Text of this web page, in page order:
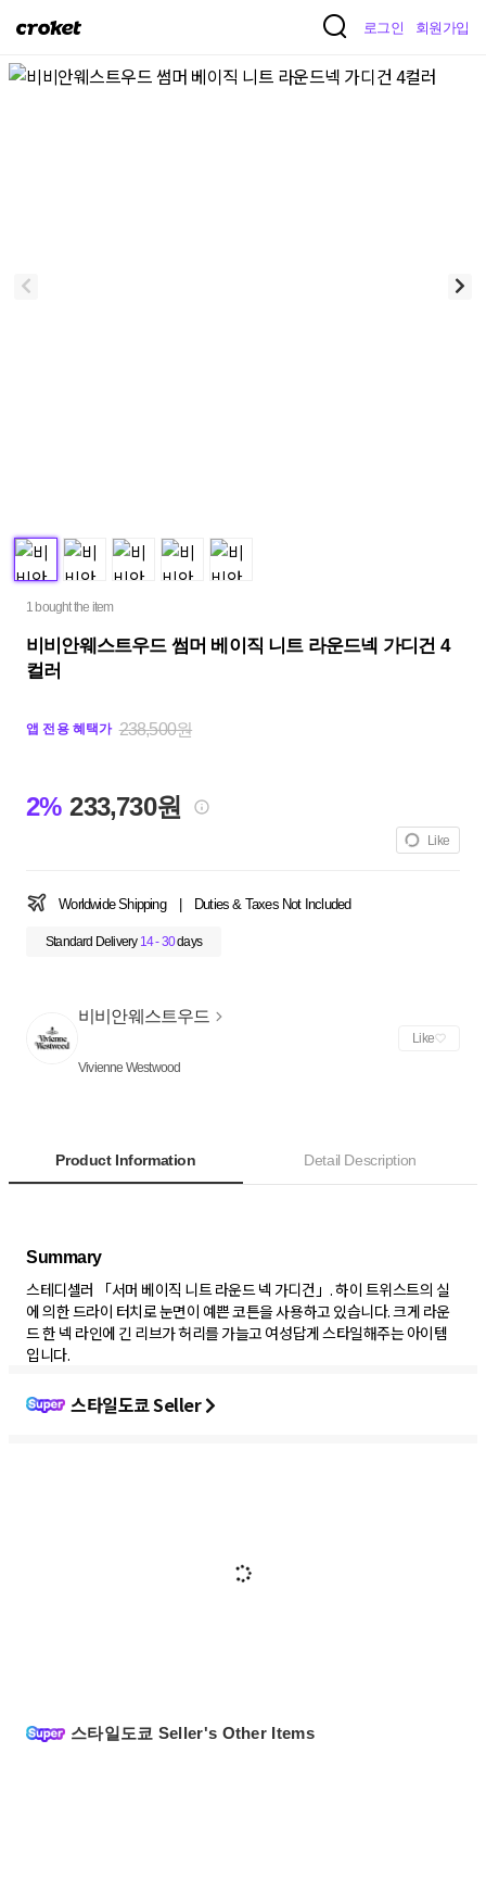
크
켓
로그인 회원가입
1 bought the item
비비안웨스트우드 썸머 베이직 니트 라운드넥 가디건 4
컬러
앱 전용 혜택가 238,500원
2% 233,730원
Like
Worldwide Shipping Duties & Taxes Not Included
Standard Delivery 14 - 30days
비비안웨스트우드
Vivienne Westwood
Like
Product Information Detail Description
Summary
스테디셀러 「서머 베이직 니트 라운드 넥 가디건」. 하이 트위스트의 실
에 의한 드라이 터치로 눈면이 예쁜 코튼을 사용하고 있습니다. 크게 라운
드 한 넥 라인에 긴 리브가 허리를 가늘고 여성답게 스타일해주는 아이템
입니다.
스타일도쿄 Seller
스타일도쿄 Seller's Other Items